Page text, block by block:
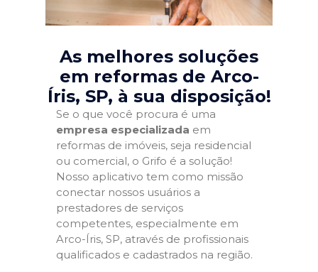
As melhores soluções
em reformas de Arco-
Íris, SP, à sua disposição!
Se o que você procura é uma
empresa especializada em
reformas de imóveis, seja residencial
ou comercial, o Grifo é a solução!
Nosso aplicativo tem como missão
conectar nossos usuários a
prestadores de serviços
competentes, especialmente em
Arco-Íris, SP, através de profissionais
qualificados e cadastrados na região.